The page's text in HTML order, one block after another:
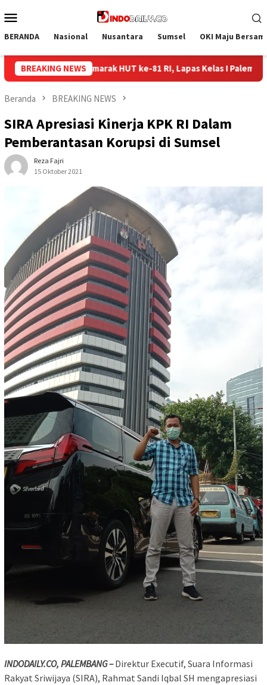
ke
Mobile
BERANDA Nasional Nusantara Sumsel OKI Maju
BREAKING NEWS
Kelas I Palembang Gelar Aksi Bersih-Bersih Lingkungan
Beranda BREAKING NEWS
SIRA Apresiasi Kinerja KPK RI Dalam
Pemberantasan Korupsi di Sumsel
Reza Fajri
15 Oktober 2021
INDODAILY.CO, PALEMBANG –Direktur Executif, Suara Informasi
Rakyat Sriwijaya (SIRA), Rahmat Sandi Iqbal SH mengapresiasi